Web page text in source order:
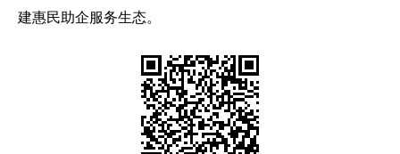
建惠民助企服务生态。